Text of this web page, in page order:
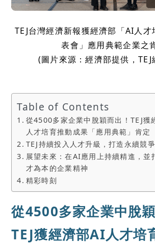
TEJ台灣經濟新報獲經濟部「AI人才
表會」應用典範企業之
(圖片來源：經濟部提供，TEJ
Table of Contents
從4500多家企業中脫穎而出！TEJ獲
人才培育推動成果「應用典範」肯定
TEJ持續投入人才升級，打造永續競
展望未來：在AI應用上持續精進，並
才為本的企業精神
精彩時刻
從4500多家企業中脫穎
TEJ獲經濟部AI人才培